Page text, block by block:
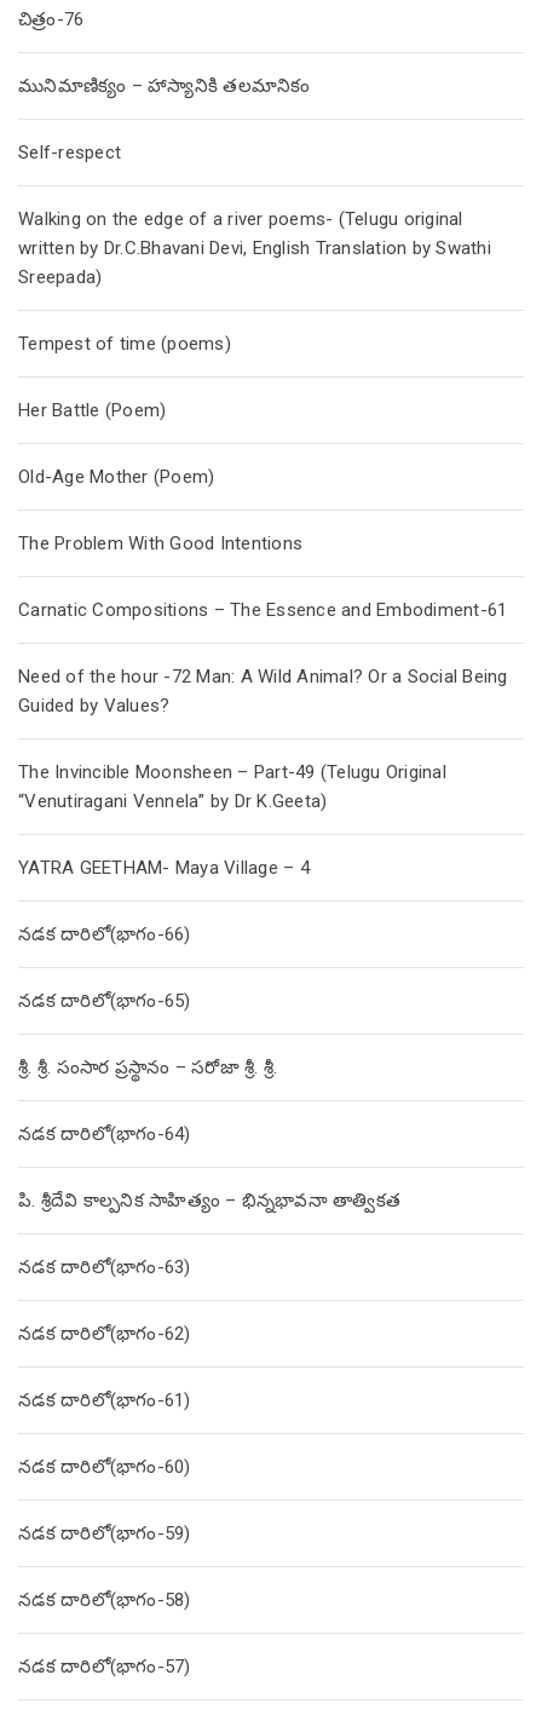
చిత్రం-76
మునిమాణిక్యం – హాస్యానికి తలమానికం
Self-respect
Walking on the edge of a river poems- (Telugu original
written by Dr.C.Bhavani Devi, English Translation by Swathi
Sreepada)
Tempest of time (poems)
Her Battle (Poem)
Old-Age Mother (Poem)
The Problem With Good Intentions
Carnatic Compositions – The Essence and Embodiment-61
Need of the hour -72 Man: A Wild Animal? Or a Social Being
Guided by Values?
The Invincible Moonsheen – Part-49 (Telugu Original
“Venutiragani Vennela” by Dr K.Geeta)
YATRA GEETHAM- Maya Village – 4
నడక దారిలో(భాగం-66)
నడక దారిలో(భాగం-65)
శ్రీ. శ్రీ. సంసార ప్రస్థానం – సరోజా శ్రీ. శ్రీ.
నడక దారిలో(భాగం-64)
పి. శ్రీదేవి కాల్పనిక సాహిత్యం – భిన్నభావనా తాత్వికత
నడక దారిలో(భాగం-63)
నడక దారిలో(భాగం-62)
నడక దారిలో(భాగం-61)
నడక దారిలో(భాగం-60)
నడక దారిలో(భాగం-59)
నడక దారిలో(భాగం-58)
నడక దారిలో(భాగం-57)